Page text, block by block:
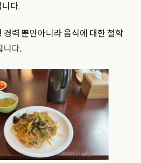
다.
경력 뿐만아니라 음식에 대한 철학
니다.